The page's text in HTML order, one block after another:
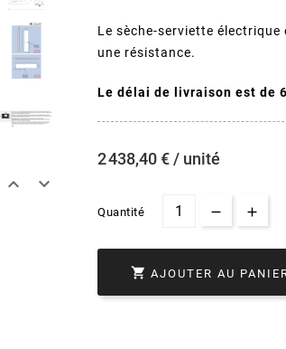
 
Le sèche-serviette
une résistance.
Le délai de livraison est de
2 438,40 € / unité
Quantité
 AJOUTER AU